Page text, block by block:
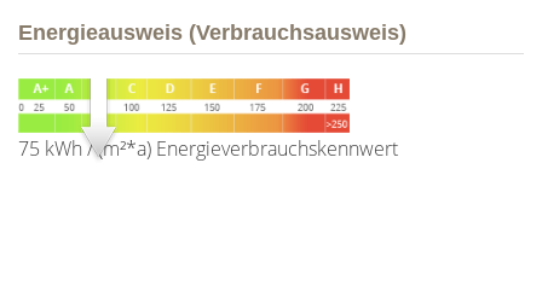
Energieausweis (Verbrauchsausweis)
75 kWh / (m²*a) Energieverbrauchskennwert